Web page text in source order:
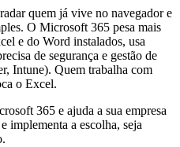
quem já vive no navegador e
O Microsoft 365 pesa mais
e do Word instalados, usa
de segurança e gestão de
Intune). Quem trabalha com
o Excel.
365 e ajuda a sua empresa
implementa a escolha, seja